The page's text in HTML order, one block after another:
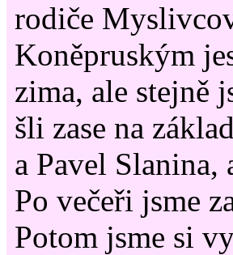
rodiče
Koněpruským
zima, ale stejně
šli zase na
a Pavel Slanina,
Po večeři jsme
Potom jsme si